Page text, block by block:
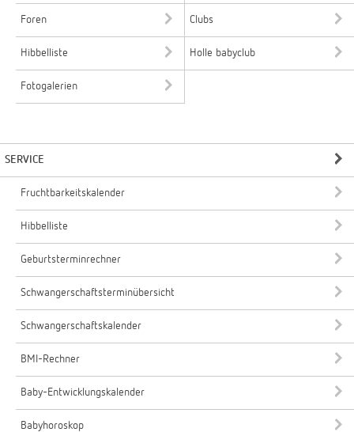
Foren Clubs
Hibbelliste Holle babyclub
Fotogalerien
SERVICE
Fruchtbarkeitskalender
Hibbelliste
Geburtsterminrechner
Schwangerschaftsterminübersicht
Schwangerschaftskalender
BMI-Rechner
Baby-Entwicklungskalender
Babyhoroskop